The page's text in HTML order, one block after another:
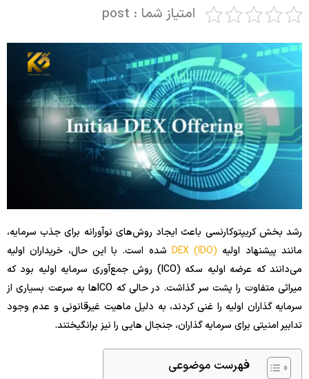
امتیاز شما : post
رشد بخش کریپتوکارنسی باعث ایجاد روش‌های نوآورانه برای جذب سرمایه،
مانند پیشنهاد اولیه DEX (IDO) شده است. با این حال، خریداران اولیه
می‌دانند که عرضه اولیه سکه (ICO) روش جمع‌آوری سرمایه اولیه بود که
میراثی متفاوت را پشت سر گذاشت. در حالی که ICOها به سرعت بسیاری از
سرمایه گذاران اولیه را غنی کردند، به دلیل ماهیت غیرقانونی و عدم وجود
تدابیر امنیتی برای سرمایه گذاران، جنجال هایی را نیز برانگیختند.
فهرست موضوعی